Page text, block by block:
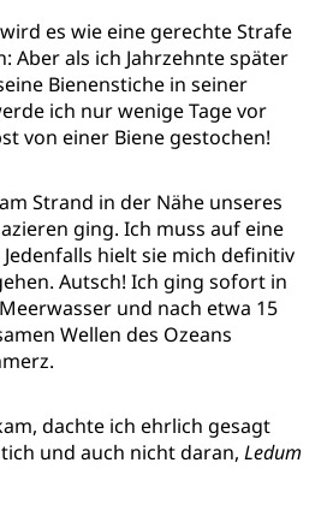
es wie eine gerechte Strafe
Aber als ich Jahrzehnte später
Bienenstiche in seiner
ich nur wenige Tage vor
von einer Biene gestochen!
Strand in der Nähe unseres
ging. Ich muss auf eine
hielt sie mich definitiv
Autsch! Ich ging sofort in
und nach etwa 15
Wellen des Ozeans
dachte ich ehrlich gesagt
und auch nicht daran, Ledum